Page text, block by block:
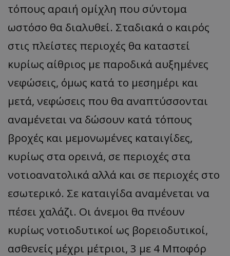
τόπους αραιή ομίχλη που σύντομα
ωστόσο θα διαλυθεί. Σταδιακά ο καιρός
στις πλείστες περιοχές θα καταστεί
κυρίως αίθριος με παροδικά αυξημένες
νεφώσεις, όμως κατά το μεσημέρι και
μετά, νεφώσεις που θα αναπτύσσονται
αναμένεται να δώσουν κατά τόπους
βροχές και μεμονωμένες καταιγίδες,
κυρίως στα ορεινά, σε περιοχές στα
νοτιοανατολικά αλλά και σε περιοχές στο
εσωτερικό. Σε καταιγίδα αναμένεται να
πέσει χαλάζι. Οι άνεμοι θα πνέουν
κυρίως νοτιοδυτικοί ως βορειοδυτικοί,
ασθενείς μέχρι μέτριοι, 3 με 4 Μποφόρ